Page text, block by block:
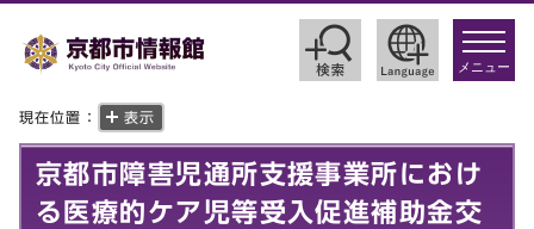
toggle
メニュー
現在位置： 表示
京都市障害児通所支援事業所におけ
る医療的ケア児等受入促進補助金交